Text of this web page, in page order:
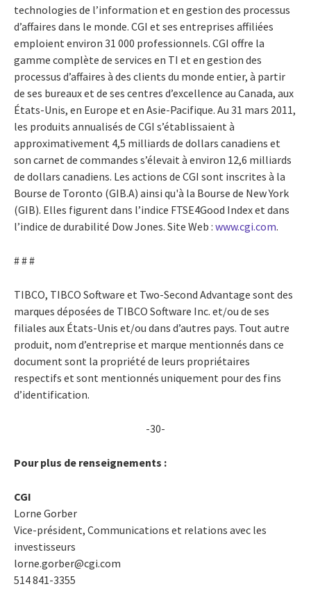
technologies de l’information et en gestion des processus
d’affaires dans le monde. CGI et ses entreprises affiliées
emploient environ 31 000 professionnels. CGI offre la
gamme complète de services en TI et en gestion des
processus d’affaires à des clients du monde entier, à partir
de ses bureaux et de ses centres d’excellence au Canada, aux
États-Unis, en Europe et en Asie-Pacifique. Au 31 mars 2011,
les produits annualisés de CGI s’établissaient à
approximativement 4,5 milliards de dollars canadiens et
son carnet de commandes s’élevait à environ 12,6 milliards
de dollars canadiens. Les actions de CGI sont inscrites à la
Bourse de Toronto (GIB.A) ainsi qu'à la Bourse de New York
(GIB). Elles figurent dans l’indice FTSE4Good Index et dans
l’indice de durabilité Dow Jones. Site Web : www.cgi.com.
# # #
TIBCO, TIBCO Software et Two-Second Advantage sont des
marques déposées de TIBCO Software Inc. et/ou de ses
filiales aux États-Unis et/ou dans d’autres pays. Tout autre
produit, nom d’entreprise et marque mentionnés dans ce
document sont la propriété de leurs propriétaires
respectifs et sont mentionnés uniquement pour des fins
d’identification.
-30-
Pour plus de renseignements :
CGI
Lorne Gorber
Vice-président, Communications et relations avec les
investisseurs
lorne.gorber@cgi.com
514 841-3355